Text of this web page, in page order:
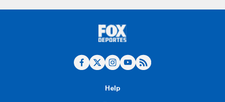
Help